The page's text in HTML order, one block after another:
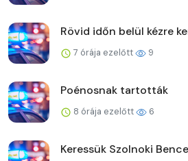
Rövid időn belül kézre
7 órája ezelőtt 9
Poénosnak tartották
8 órája ezelőtt 6
Keressük Szolnoki